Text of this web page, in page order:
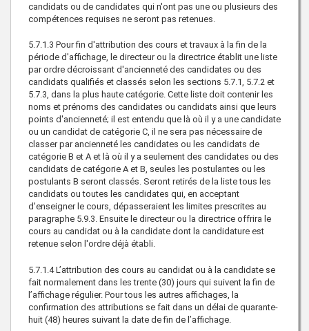
candidats ou de candidates qui n'ont pas une ou plusieurs des
compétences requises ne seront pas retenues.
5.7.1.3 Pour fin d'attribution des cours et travaux à la fin de la
période d'affichage, le directeur ou la directrice établit une liste
par ordre décroissant d'ancienneté des candidates ou des
candidats qualifiés et classés selon les sections 5.7.1, 5.7.2 et
5.7.3, dans la plus haute catégorie. Cette liste doit contenir les
noms et prénoms des candidates ou candidats ainsi que leurs
points d'ancienneté; il est entendu que là où il y a une candidate
ou un candidat de catégorie C, il ne sera pas nécessaire de
classer par ancienneté les candidates ou les candidats de
catégorie B et A et là où il y a seulement des candidates ou des
candidats de catégorie A et B, seules les postulantes ou les
postulants B seront classés. Seront retirés de la liste tous les
candidats ou toutes les candidates qui, en acceptant
d'enseigner le cours, dépasseraient les limites prescrites au
paragraphe 5.9.3. Ensuite le directeur ou la directrice offrira le
cours au candidat ou à la candidate dont la candidature est
retenue selon l'ordre déjà établi.
5.7.1.4 L’attribution des cours au candidat ou à la candidate se
fait normalement dans les trente (30) jours qui suivent la fin de
l’affichage régulier. Pour tous les autres affichages, la
confirmation des attributions se fait dans un délai de quarante-
huit (48) heures suivant la date de fin de l’affichage.